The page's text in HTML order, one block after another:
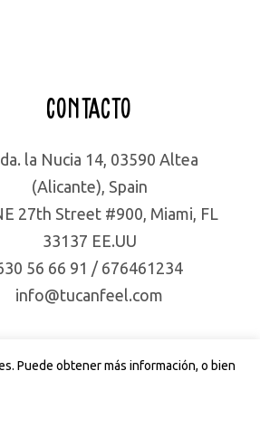
Contacto
la Nucia 14, 03590 Altea
(Alicante), Spain
27th Street #900, Miami, FL
33137 EE.UU
56 66 91 / 676461234
info@tucanfeel.com
Puede obtener más información, o bien